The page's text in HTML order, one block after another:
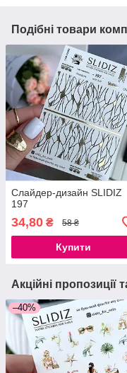
Подібні товари
Слайдер-дизайн SLIDIZ
197
34,80 ₴ 58 ₴
Купити
Акційні пропозиції
–40%